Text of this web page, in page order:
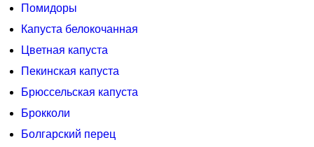
Помидоры
Капуста белокочанная
Цветная капуста
Пекинская капуста
Брюссельская капуста
Брокколи
Болгарский перец